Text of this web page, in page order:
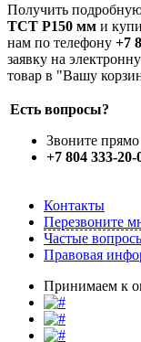
Получить
TCT P150 мм и
нам по телефону +7
заявку на
товар в "Вашу
Есть вопросы?
Звоните прямо
+7 804 333-20-
Контакты
Перезвоните
Частые
Правовая
Принимаем к